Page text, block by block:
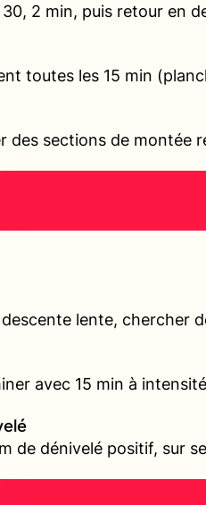
2 min, puis retour en
toutes les 15 min
des sections de montée
lente, chercher
avec 15 min à
de dénivelé positif, sur